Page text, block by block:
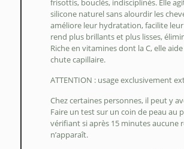
frisottis, bouclés, indisciplinés. Elle
silicone naturel sans alourdir les
améliore leur hydratation, facilite leur
rend plus brillants et plus lisses,
Riche en vitamines dont la C, elle
chute capillaire.
ATTENTION : usage exclusivement
Chez certaines personnes, il peut y
Faire un test sur un coin de peau au
vérifiant si après 15 minutes aucune
n’apparaît.